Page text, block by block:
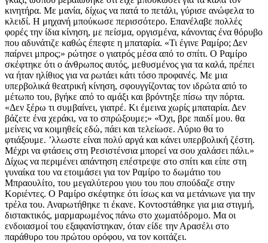
κινητήρα. Με μανία, δίχως να πατά το πετάλι, γύρισε ανώφελα το
κλειδί. Η μηχανή μπούκωσε περισσότερο. Επανέλαβε πολλές
φορές την ίδια κίνηση, με πείσμα, οργισμένα, κάνοντας ένα θόρυβο
που αδυνάτιζε καθώς έπεφτε η μπαταρία. «Τι έγινε Ραμίρο; Δεν
παίρνει μπρος;» ρώτησε ο γιατρός μέσα από το σπίτι. Ο Ραμίρο
σκέφτηκε ότι ο άνθρωπος αυτός, μεθυσμένος για τα καλά, πρέπει
να ήταν ηλίθιος για να ρωτάει κάτι τόσο προφανές. Με μια
υπερβολικά θεατρική κίνηση, σφουγγίζοντας τον ιδρώτα από το
μέτωπο του, βγήκε από το αμάξι και βρόντηξε πίσω την πόρτα.
«Δεν ξέρω τι συμβαίνει, γιατρέ. Κι έμεινα χωρίς μπαταρία. Δεν
βάζετε ένα χεράκι, να το σπρώξουμε;» «Όχι, βρε παιδί μου. θα
μείνεις να κοιμηθείς εδώ, πάει και τελείωσε. Αύριο θα το
φτιάξουμε. ʼλλωστε είναι πολύ αργά και κάνει υπερβολική ζέστη.
Μέχρι να φτάσεις στη Ρεσιστένσια μπορεί να σου χαλάσει πάλι.»
Δίχως να περιμένει απάντηση επέστρεψε στο σπίτι και είπε στη
γυναίκα του να ετοιμάσει για τον Ραμίρο το δωμάτιο του
Μπραουλίτο, του μεγαλύτερου γιου του που σπούδαζε στην
Κοριέντες. Ο Ραμίρο σκέφτηκε ότι ίσως και να μετάνιωνε για την
τρέλα του. Αναρωτήθηκε τι έκανε. Κοντοστάθηκε για μια στιγμή,
διστακτικός, μαρμαρωμένος πάνω στο χωματόδρομο. Μα οι
ενδοιασμοί του εξαφανίστηκαν, όταν είδε την Αρασέλι στο
παράθυρο του πρώτου ορόφου, να τον κοιτάζει.